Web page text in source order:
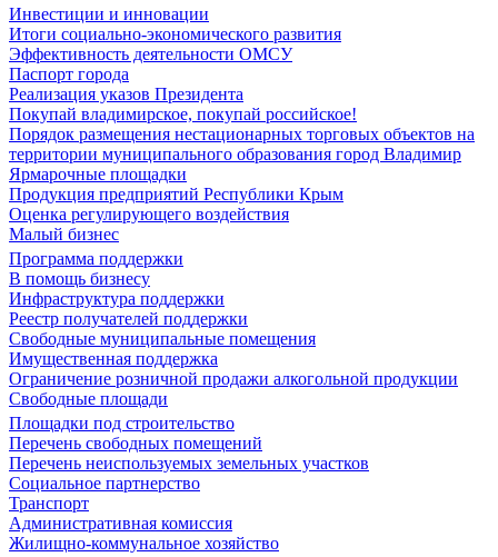
Инвестиции и инновации
Итоги социально-экономического развития
Эффективность деятельности ОМСУ
Паспорт города
Реализация указов Президента
Покупай владимирское, покупай российское!
Порядок размещения нестационарных торговых объектов на
территории муниципального образования город Владимир
Ярмарочные площадки
Продукция предприятий Республики Крым
Оценка регулирующего воздействия
Малый бизнес
Программа поддержки
В помощь бизнесу
Инфраструктура поддержки
Реестр получателей поддержки
Свободные муниципальные помещения
Имущественная поддержка
Ограничение розничной продажи алкогольной продукции
Свободные площади
Площадки под строительство
Перечень свободных помещений
Перечень неиспользуемых земельных участков
Социальное партнерство
Транспорт
Административная комиссия
Жилищно-коммунальное хозяйство